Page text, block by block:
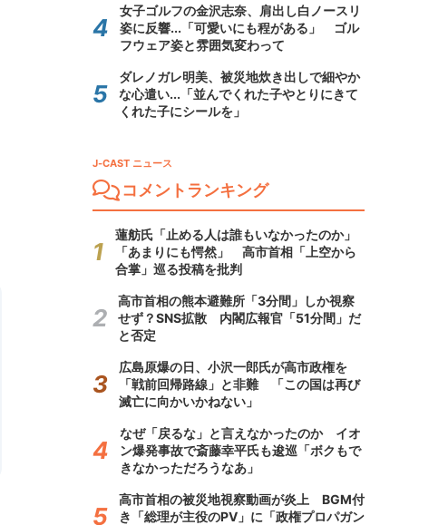
女子ゴルフの金沢志奈、肩出し白ノースリ
姿に反響...「可愛いにも程がある」 ゴル
フウェア姿と雰囲気変わって
ダレノガレ明美、被災地炊き出しで細やか
な心遣い...「並んでくれた子やとりにきて
くれた子にシールを」
J-CAST ニュース
コメントランキング
蓮舫氏「止める人は誰もいなかったのか」
「あまりにも愕然」 高市首相「上空から
合掌」巡る投稿を批判
高市首相の熊本避難所「3分間」しか視察
せず？SNS拡散 内閣広報官「51分間」だ
と否定
広島原爆の日、小沢一郎氏が高市政権を
「戦前回帰路線」と非難 「この国は再び
滅亡に向かいかねない」
なぜ「戻るな」と言えなかったのか イオ
ン爆発事故で斎藤幸平氏も逡巡「ボクもで
きなかっただろうなあ」
高市首相の被災地視察動画が炎上 BGM付
き「総理が主役のPV」に「政権プロパガン